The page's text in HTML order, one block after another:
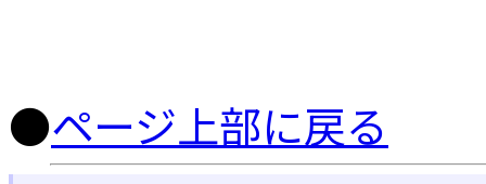
●ページ上部に戻る